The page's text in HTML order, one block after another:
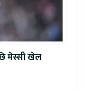
मेस्सी खेल